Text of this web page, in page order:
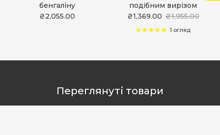
бенгаліну
₴2,055.00
подібним вирізом
₴1,369.00 ₴1,955.00
1 огляд
Переглянуті товари